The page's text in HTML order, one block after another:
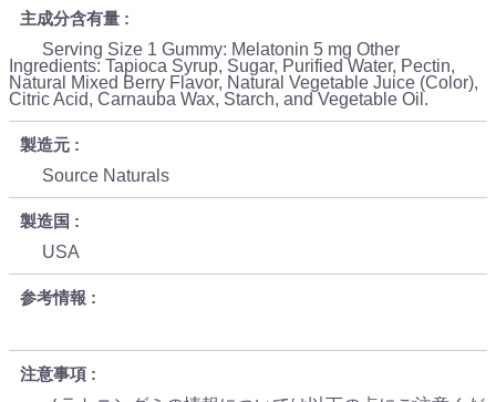
主成分含有量
Serving Size 1 Gummy: Melatonin 5 mg Other
Ingredients: Tapioca Syrup, Sugar, Purified Water, Pectin,
Natural Mixed Berry Flavor, Natural Vegetable Juice (Color),
Citric Acid, Carnauba Wax, Starch, and Vegetable Oil.
製造元
Source Naturals
製造国
USA
参考情報
注意事項